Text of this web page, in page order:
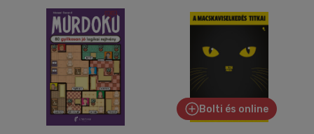
Bolti és online